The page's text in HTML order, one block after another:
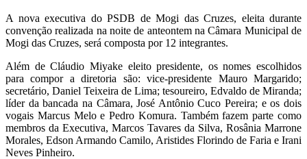
A nova executiva do PSDB de Mogi das Cruzes, eleita durante
convenção realizada na noite de anteontem na Câmara Municipal de
Mogi das Cruzes, será composta por 12 integrantes.
Além de Cláudio Miyake eleito presidente, os nomes escolhidos
para compor a diretoria são: vice-presidente Mauro Margarido;
secretário, Daniel Teixeira de Lima; tesoureiro, Edvaldo de Miranda;
líder da bancada na Câmara, José Antônio Cuco Pereira; e os dois
vogais Marcus Melo e Pedro Komura. Também fazem parte como
membros da Executiva, Marcos Tavares da Silva, Rosânia Marrone
Morales, Edson Armando Camilo, Aristides Florindo de Faria e Irani
Neves Pinheiro.